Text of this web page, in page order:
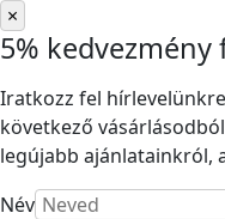
×
5%
Iratkozz fel
következő
legújabb ajánlatainkról,
Név